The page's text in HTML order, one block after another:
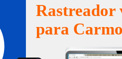
Rastreador
para